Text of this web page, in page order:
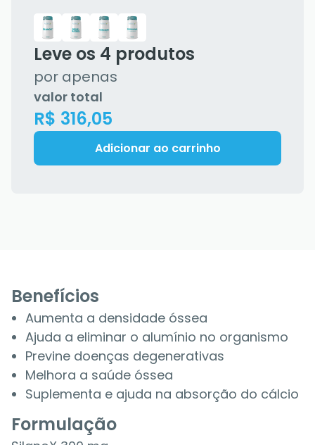
Leve os 4 produtos
por apenas
valor total
R$ 316,05
Adicionar ao carrinho
Benefícios
Aumenta a densidade óssea
Ajuda a eliminar o alumínio no organismo
Previne doenças degenerativas
Melhora a saúde óssea
Suplementa e ajuda na absorção do cálcio
Formulação